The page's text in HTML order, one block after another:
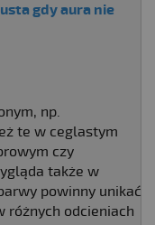
gdy aura nie
np.
te w ceglastym
czy
także w
powinny unikać
różnych odcieniach